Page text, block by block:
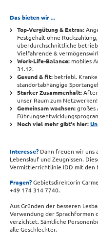
Das bieten wir ...
Top-Vergütung & Extras:
Festgehalt ohne
überdurchschnittliche
Vielfahrende &
Work-Life-Balance: mobiles
31.12.
Gesund & fit: betriebl.
standortabhängige
Starker Zusammenhalt:
unser Raum zum Netzwerken!
Gemeinsam wachsen: großes
Noch viel mehr gibt's hier:
Interesse? Dann freuen wir uns
Lebenslauf und Zeugnissen.
Vermittlerrichtlinie IDD mit den
Fragen? Gebietsdirektorin
+49 174 314 7740.
Aus Gründen der besseren
Verwendung der Sprachformen
verzichtet. Sämtliche
alle Geschlechter.